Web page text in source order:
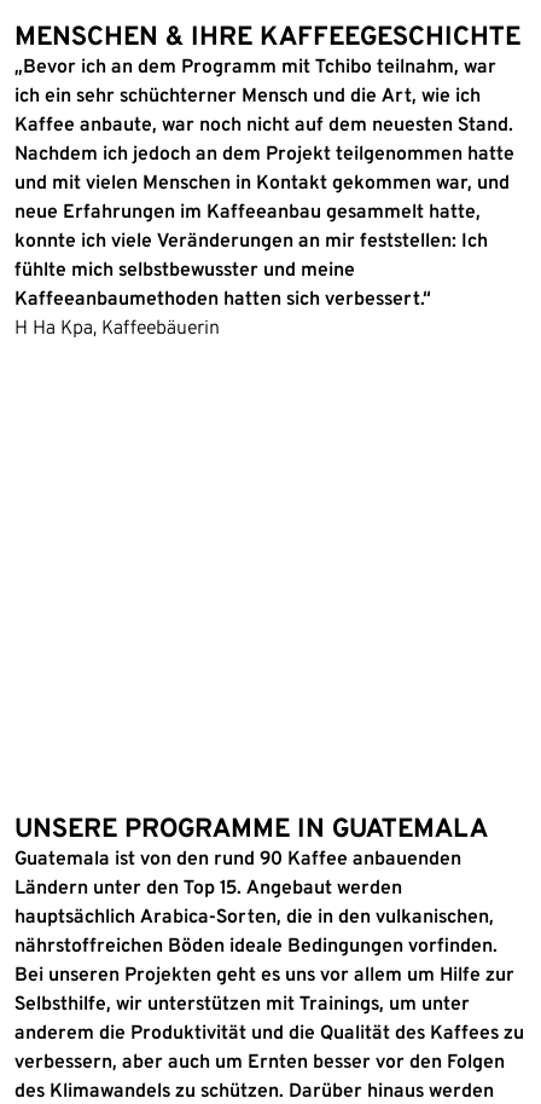
MENSCHEN & IHRE KAFFEEGESCHICHTE
„Bevor ich an dem Programm mit Tchibo teilnahm, war
ich ein sehr schüchterner Mensch und die Art, wie ich
Kaffee anbaute, war noch nicht auf dem neuesten Stand.
Nachdem ich jedoch an dem Projekt teilgenommen hatte
und mit vielen Menschen in Kontakt gekommen war, und
neue Erfahrungen im Kaffeeanbau gesammelt hatte,
konnte ich viele Veränderungen an mir feststellen: Ich
fühlte mich selbstbewusster und meine
Kaffeeanbaumethoden hatten sich verbessert.“
H Ha Kpa, Kaffeebäuerin
UNSERE PROGRAMME IN GUATEMALA
Guatemala ist von den rund 90 Kaffee anbauenden
Ländern unter den Top 15. Angebaut werden
hauptsächlich Arabica-Sorten, die in den vulkanischen,
nährstoffreichen Böden ideale Bedingungen vorfinden.
Bei unseren Projekten geht es uns vor allem um Hilfe zur
Selbsthilfe, wir unterstützen mit Trainings, um unter
anderem die Produktivität und die Qualität des Kaffees zu
verbessern, aber auch um Ernten besser vor den Folgen
des Klimawandels zu schützen. Darüber hinaus werden